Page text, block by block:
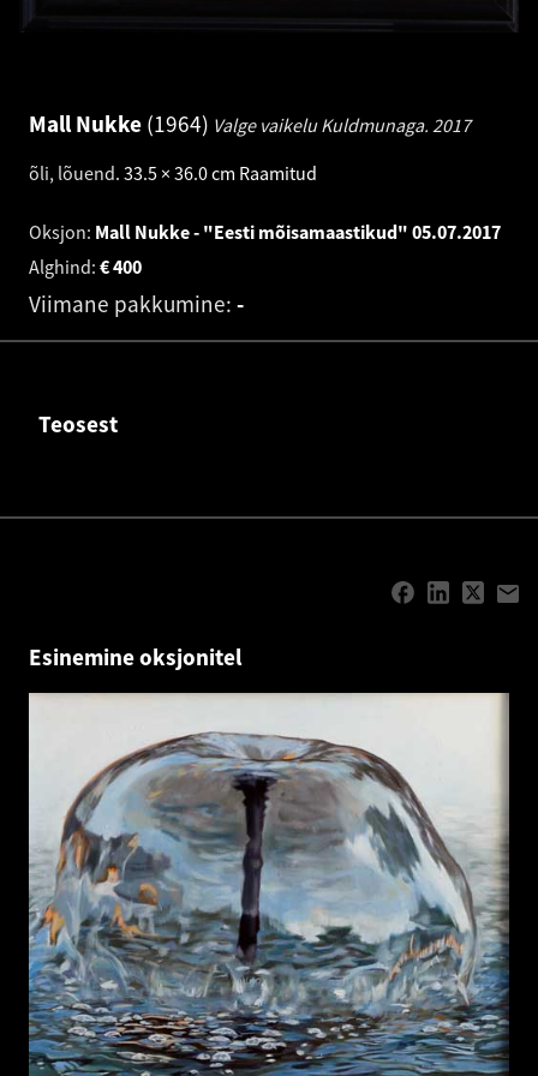
Mall Nukke 1964 Valge vaikelu Kuldmunaga. 2017
õli, lõuend. 33.5 × 36.0 cm Raamitud
Oksjon: Mall Nukke - "Eesti mõisamaastikud" 05.07.2017
Alghind:
400
€
Viimane pakkumine: -
Teosest
Esinemine oksjonitel